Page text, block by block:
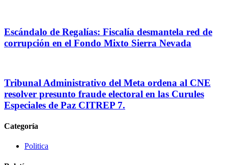
Escándalo de Regalías: Fiscalía desmantela red de
corrupción en el Fondo Mixto Sierra Nevada
Tribunal Administrativo del Meta ordena al CNE
resolver presunto fraude electoral en las Curules
Especiales de Paz CITREP 7.
Categoría
Politica